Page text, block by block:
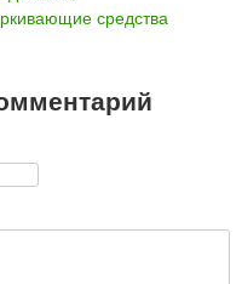
средства